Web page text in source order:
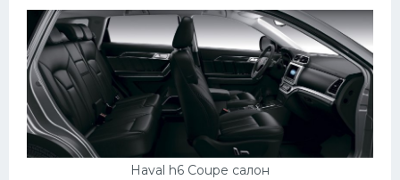
Haval h6 Coupe салон